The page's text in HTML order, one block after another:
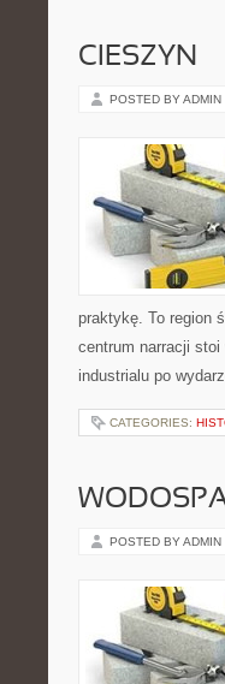
CIESZYN
POSTED BY ADMIN
praktykę. To region
centrum narracji
industrialu po
CATEGORIES:
POSTED BY ADMIN